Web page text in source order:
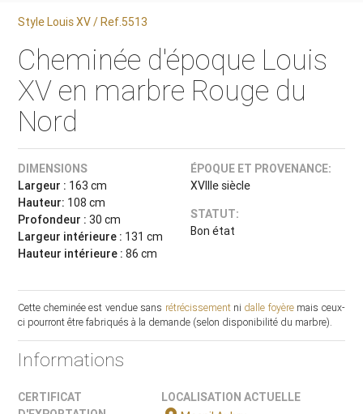
Style Louis XV / Ref.5513
Cheminée d'époque Louis
XV en marbre Rouge du
Nord
DIMENSIONS
Largeur : 163 cm
Hauteur: 108 cm
Profondeur : 30 cm
Largeur intérieure : 131 cm
Hauteur intérieure :86 cm
ÉPOQUE ET PROVENANCE:
XVIIIe siècle
STATUT:
Bon état
Cette cheminée est vendue sans rétrécissementni dalle foyèremais ceux-
ci pourront être fabriqués à la demande (selon disponibilité du marbre).
Informations
CERTIFICAT
LOCALISATION ACTUELLE